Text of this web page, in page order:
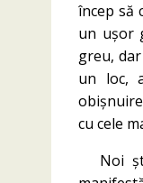
încep să
un ușor
greu,
un loc,
cu cele
Noi